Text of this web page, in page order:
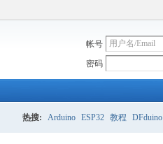
帐号
密码
热搜: Arduino ESP32 教程 DFduino